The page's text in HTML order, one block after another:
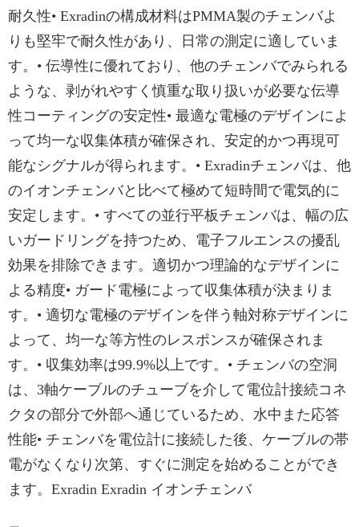
耐久性• Exradinの構成材料はPMMA製のチェンバよ
りも堅牢で耐久性があり、日常の測定に適していま
す。• 伝導性に優れており、他のチェンバでみられる
ような、剥がれやすく慎重な取り扱いが必要な伝導
性コーティングの安定性• 最適な電極のデザインによ
って均一な収集体積が確保され、安定的かつ再現可
能なシグナルが得られます。• Exradinチェンバは、他
のイオンチェンバと比べて極めて短時間で電気的に
安定します。• すべての並行平板チェンバは、幅の広
いガードリングを持つため、電子フルエンスの擾乱
効果を排除できます。適切かつ理論的なデザインに
よる精度• ガード電極によって収集体積が決まりま
す。• 適切な電極のデザインを伴う軸対称デザインに
よって、均一な等方性のレスポンスが確保されま
す。• 収集効率は99.9%以上です。• チェンバの空洞
は、3軸ケーブルのチューブを介して電位計接続コネ
クタの部分で外部へ通じているため、水中また応答
性能• チェンバを電位計に接続した後、ケーブルの帯
電がなくなり次第、すぐに測定を始めることができ
ます。Exradin Exradin イオンチェンバ